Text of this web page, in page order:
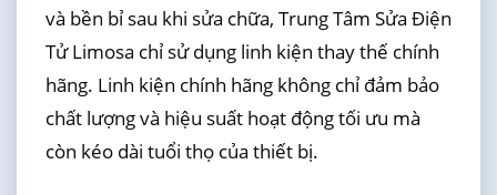
và bền bỉ sau khi sửa chữa, Trung Tâm Sửa Điện
Tử Limosa chỉ sử dụng linh kiện thay thế chính
hãng. Linh kiện chính hãng không chỉ đảm bảo
chất lượng và hiệu suất hoạt động tối ưu mà
còn kéo dài tuổi thọ của thiết bị.